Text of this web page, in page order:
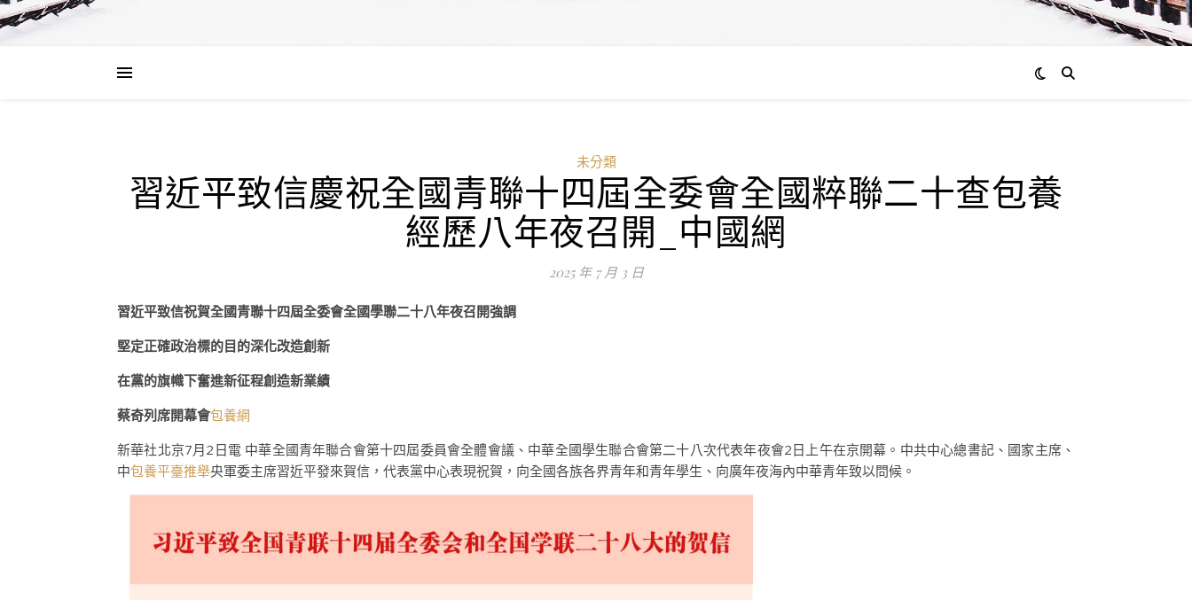
未分類
習近平致信慶祝全國青聯十四屆全委會全國粹聯二十查包養
經歷八年夜召開_中國網
2025 年 7 月 3 日
習近平致信祝賀全國青聯十四屆全委會全國學聯二十八年夜召開強調
堅定正確政治標的目的深化改造創新
在黨的旗幟下奮進新征程創造新業績
蔡奇列席開幕會包養網
新華社北京7月2日電 中華全國青年聯合會第十四屆委員會全體會議、中華全國學生聯合會第二十八次代表年夜會2日上午在京開幕。中共中心總書記、國家主席、
中包養平臺推舉央軍委主席習近平發來賀信，代表黨中心表現祝賀，向全國各族各界青年和青年學生、向廣年夜海內中華青年致以問候。